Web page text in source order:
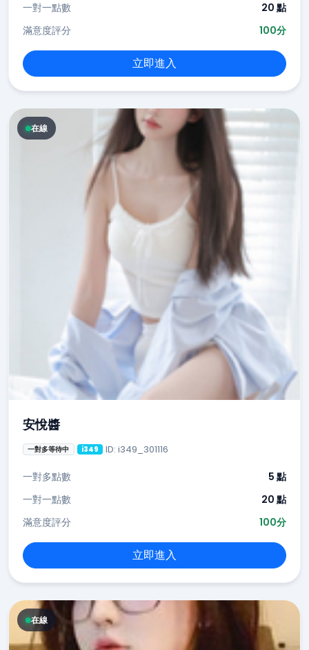
一對一點數
20 點
滿意度評分
100分
立即進入
在線
安悅醬
一對多等待中 i349 ID: i349_301116
一對多點數
5 點
一對一點數
20 點
滿意度評分
100分
立即進入
在線